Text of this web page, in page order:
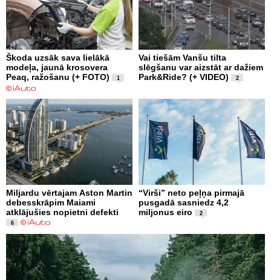
Škoda uzsāk sava lielākā
modeļa, jaunā krosovera
Peaq, ražošanu (+ FOTO)
1
Vai tiešām Vanšu tilta
slēgšanu var aizstāt ar dažiem
Park&Ride? (+ VIDEO)
2
Miljardu vērtajam Aston Martin
debesskrāpim Maiami
atklājušies nopietni defekti
6
“Virši” neto peļņa pirmajā
pusgadā sasniedz 4,2
miljonus eiro
2